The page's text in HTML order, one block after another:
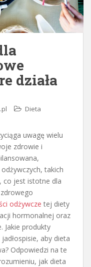
działa
Dieta
uwagę wielu
zdrowie i
takich
co jest istotne dla
odżywcze tej diety
hormonalnej oraz
Jakie produkty
aby dieta
Odpowiedzi na te
jak dieta